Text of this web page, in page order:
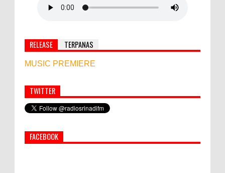
RELEASE TERPANAS
MUSIC PREMIERE
Simbol Persahabatan, RI Bangun Islamic Centre di
Afghanistan
PEMKAB KLUNGKUNG GELAR PASAR
TWITTER
FACEBOOK